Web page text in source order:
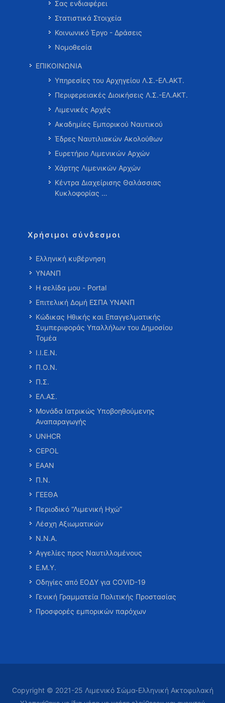
Σας ενδιαφέρει
Στατιστικά Στοιχεία
Κοινωνικό Έργο - Δράσεις
Νομοθεσία
ΕΠΙΚΟΙΝΩΝΙΑ
Υπηρεσίες του Αρχηγείου Λ.Σ.-ΕΛ.ΑΚΤ.
Περιφερειακές Διοικήσεις Λ.Σ.-ΕΛ.ΑΚΤ.
Λιμενικές Αρχές
Ακαδημίες Εμπορικού Ναυτικού
Έδρες Ναυτιλιακών Ακολούθων
Ευρετήριο Λιμενικών Αρχών
Χάρτης Λιμενικών Αρχών
Κέντρα Διαχείρισης Θαλάσσιας
Κυκλοφορίας …
Χρήσιμοι σύνδεσμοι
Ελληνική κυβέρνηση
ΥΝΑΝΠ
Η σελίδα μου - Portal
Επιτελική Δομή ΕΣΠΑ ΥΝΑΝΠ
Κώδικας Ηθικής και Επαγγελματικής
Συμπεριφοράς Υπαλλήλων του Δημοσίου
Τομέα
Ι.Ι.Ε.Ν.
Π.Ο.Ν.
Π.Σ.
ΕΛ.ΑΣ.
Μονάδα Ιατρικώς Υποβοηθούμενης
Αναπαραγωγής
UNHCR
CEPOL
ΕΑΑΝ
Π.Ν.
ΓΕΕΘΑ
Περιοδικό “Λιμενική Ηχώ”
Λέσχη Αξιωματικών
Ν.Ν.Α.
Αγγελίες προς Ναυτιλλομένους
Ε.Μ.Υ.
Οδηγίες από ΕΟΔΥ για COVID-19
Γενική Γραμματεία Πολιτικής Προστασίας
Προσφορές εμπορικών παρόχων
Copyright © 2021-25 Λιμενικό Σώμα-Ελληνική Ακτοφυλακή